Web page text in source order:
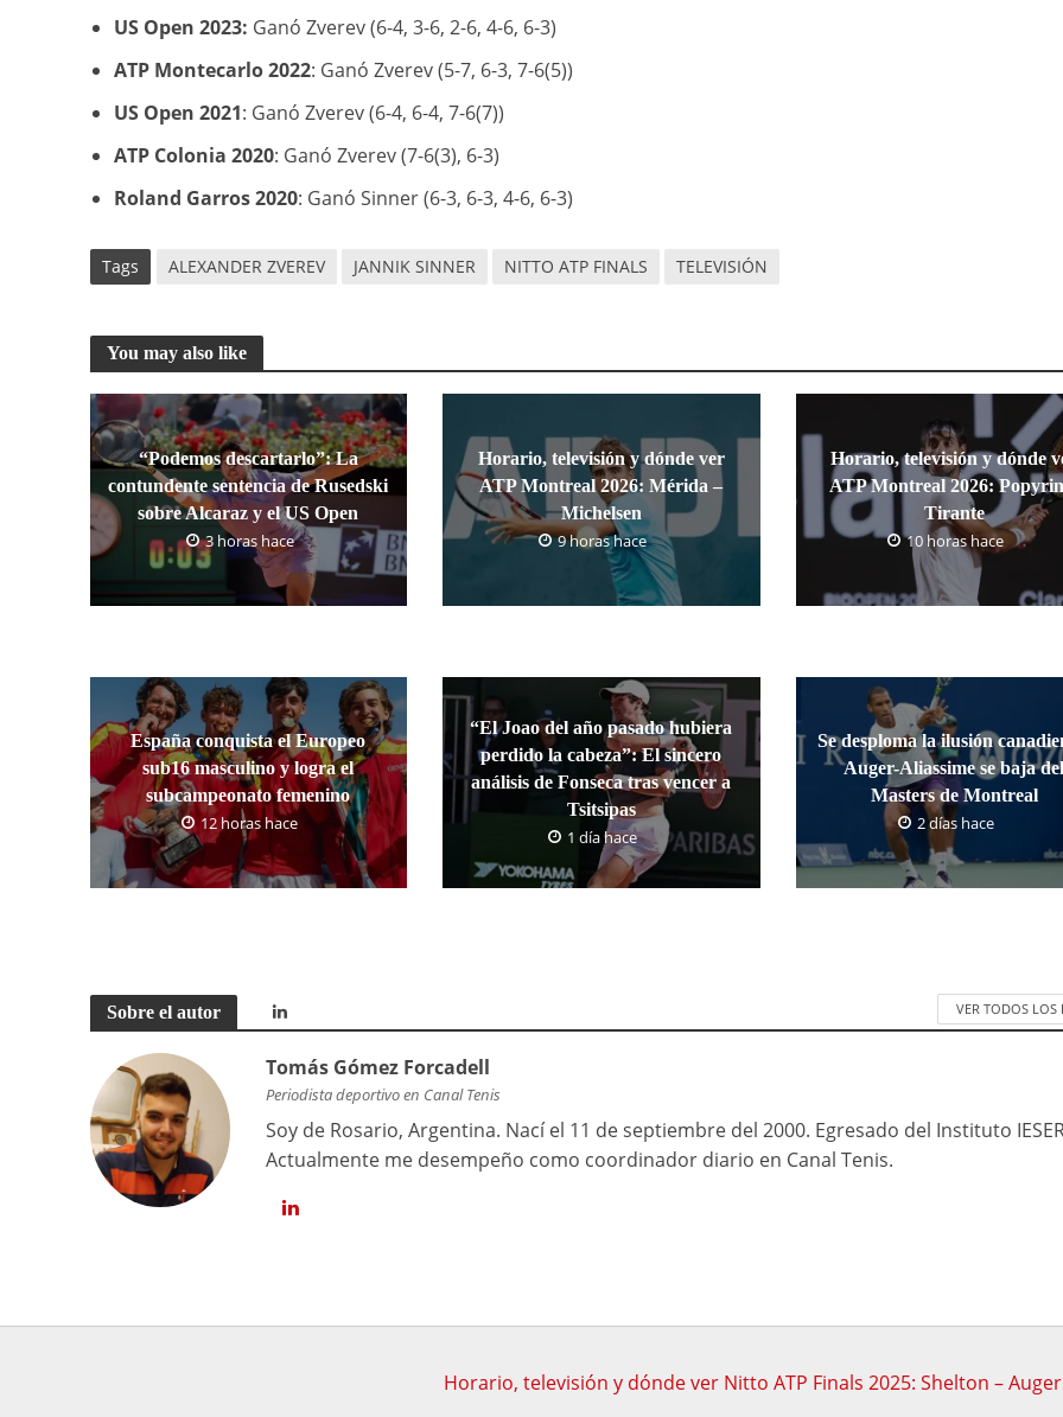
US Open 2023: Ganó Zverev (6-4, 3-6, 2-6, 4-6, 6-3)
ATP Montecarlo 2022: Ganó Zverev (5-7, 6-3, 7-6(5))
US Open 2021: Ganó Zverev (6-4, 6-4, 7-6(7))
ATP Colonia 2020: Ganó Zverev (7-6(3), 6-3)
Roland Garros 2020: Ganó Sinner (6-3, 6-3, 4-6, 6-3)
Tags ALEXANDER ZVEREV JANNIK SINNER NITTO ATP FINALS TELEVISIÓN
You may also like
“Podemos descartarlo”: La
contundente sentencia de Rusedski
sobre Alcaraz y el US Open
3 horas hace
Horario, televisión y dónde ver
ATP Montreal 2026: Mérida –
Michelsen
9 horas hace
Horario, televisión y dónde
ATP Montreal 2026:
Tirante
10 horas hace
España conquista el Europeo
sub16 masculino y logra el
subcampeonato femenino
12 horas hace
“El Joao del año pasado hubiera
perdido la cabeza”: El sincero
análisis de Fonseca tras vencer a
Tsitsipas
1 día hace
Se desploma la ilusión
Auger-Aliassime se baja
Masters de Montreal
2 días hace
Sobre el autor VER TODOS LOS
Tomás Gómez Forcadell
Periodista deportivo en Canal Tenis
Soy de Rosario, Argentina. Nací el 11 de septiembre del 2000. Egresado del Instituto
Actualmente me desempeño como coordinador diario en Canal Tenis.
Horario, televisión y dónde ver Nitto ATP Finals 2025: Shelton –